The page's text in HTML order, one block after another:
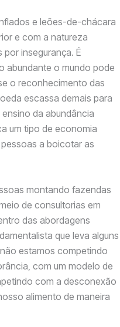
e leões-de-chácara
e com a natureza
insegurança. É
abundante o mundo pode
o reconhecimento das
escassa demais para
da abundância
um tipo de economia
a boicotar as
montando fazendas
de consultorias em
das abordagens
que leva alguns
estamos competindo
com um modelo de
com a desconexão
alimento de maneira